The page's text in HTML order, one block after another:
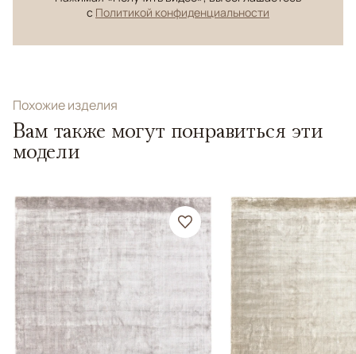
с Политикой конфиденциальности
Похожие изделия
Вам также могут понравиться эти
модели